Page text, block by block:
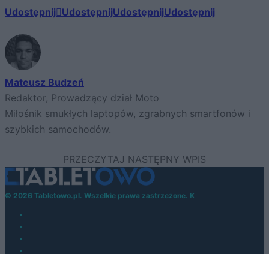
Udostępnij UdostępnijUdostępnijUdostępnij
Mateusz Budzeń
Redaktor, Prowadzący dział Moto
Miłośnik smukłych laptopów, zgrabnych smartfonów i
szybkich samochodów.
© 2026 Tabletowo.pl. Wszelkie prawa zastrzeżone. K